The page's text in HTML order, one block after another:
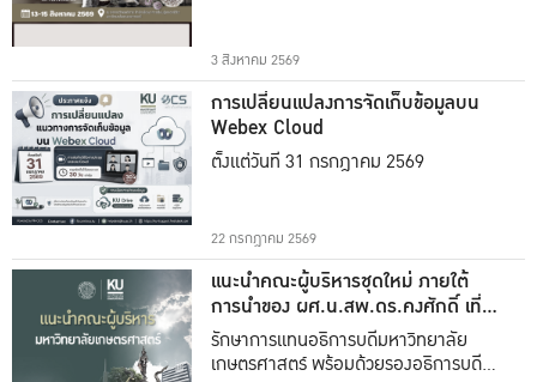
3 สิงหาคม 2569
การเปลี่ยนแปลงการจัดเก็บข้อมูลบน
Webex Cloud
ตั้งแต่วันที่ 31 กรกฎาคม 2569
22 กรกฎาคม 2569
แนะนำคณะผู้บริหารชุดใหม่ ภายใต้
การนำของ ผศ.น.สพ.ดร.คงศักดิ์ เที่ยง
ธรรม
รักษาการแทนอธิการบดีมหาวิทยาลัย
เกษตรศาสตร์ พร้อมด้วยรองอธิการบดีทั้ง